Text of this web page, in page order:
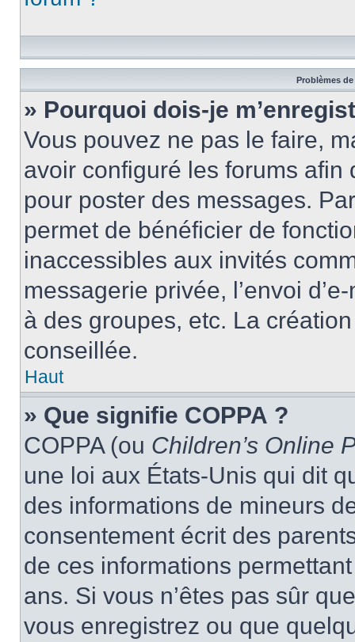
Problèmes
» Pourquoi dois-je
Vous pouvez ne pas le faire,
avoir configuré les forums afin
pour poster des messages.
permet de bénéficier de
inaccessibles aux invités
messagerie privée, l’envoi
à des groupes, etc. La
conseillée.
Haut
» Que signifie COPPA ?
COPPA (ou Children’s Online
une loi aux États-Unis qui dit
des informations de mineurs
consentement écrit des
de ces informations
ans. Si vous n’êtes pas sûr
vous enregistrez ou que